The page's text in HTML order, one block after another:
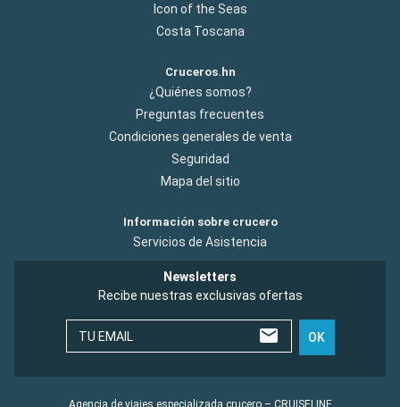
Icon of the Seas
Costa Toscana
Cruceros.hn
¿Quiénes somos?
Preguntas frecuentes
Condiciones generales de venta
Seguridad
Mapa del sitio
Información sobre crucero
Servicios de Asistencia
Newsletters
Recibe nuestras exclusivas ofertas
TU EMAIL OK
Agencia de viajes especializada crucero – CRUISELINE